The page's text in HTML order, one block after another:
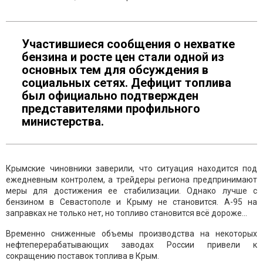
Участившиеся сообщения о нехватке
бензина и росте цен стали одной из
основных тем для обсуждения в
социальных сетях. Дефицит топлива
был официально подтвержден
представителями профильного
министерства.
Крымские чиновники заверили, что ситуация находится под
ежедневным контролем, а трейдеры региона предпринимают
меры для достижения ее стабилизации. Однако лучше с
бензином в Севастополе и Крыму не становится. А-95 на
заправках не только нет, но топливо становится всё дороже...
Временно сниженные объемы производства на некоторых
нефтеперерабатывающих заводах России привели к
сокращению поставок топлива в Крым.